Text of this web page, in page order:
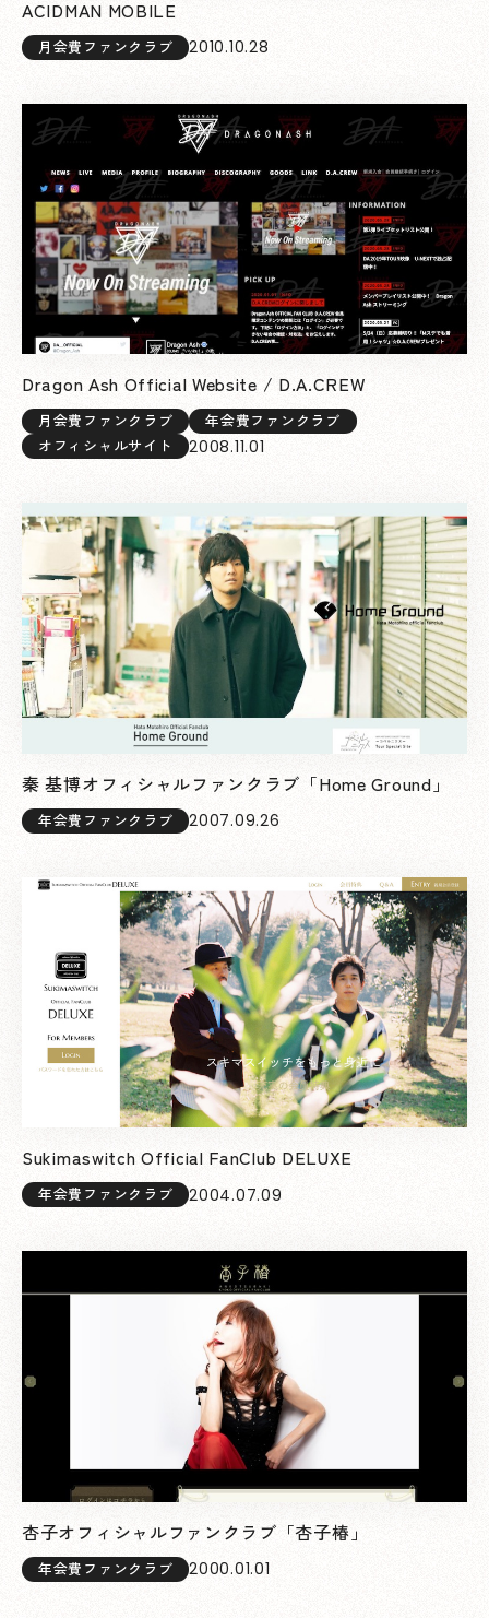
ACIDMAN MOBILE
月会費ファンクラブ 2010.10.28
Dragon Ash Official Website / D.A.CREW
月会費ファンクラブ
年会費ファンクラブ
オフィシャルサイト
2008.11.01
秦 基博オフィシャルファンクラブ「Home Ground」
年会費ファンクラブ 2007.09.26
Sukimaswitch Official FanClub DELUXE
年会費ファンクラブ 2004.07.09
杏子オフィシャルファンクラブ「杏子椿」
年会費ファンクラブ 2000.01.01